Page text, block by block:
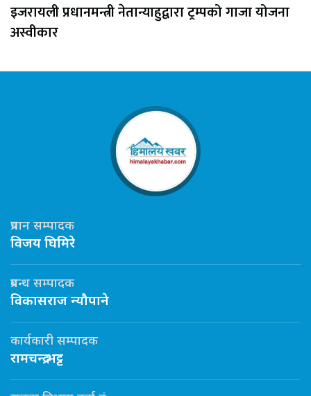
इजरायली प्रधानमन्त्री नेतान्याहुद्वारा ट्रम्पको गाजा योजना
अस्वीकार
प्रधान सम्पादक
विजय घिमिरे
प्रबन्ध सम्पादक
विकासराज न्यौपाने
कार्यकारी सम्पादक
रामचन्द्र भट्ट